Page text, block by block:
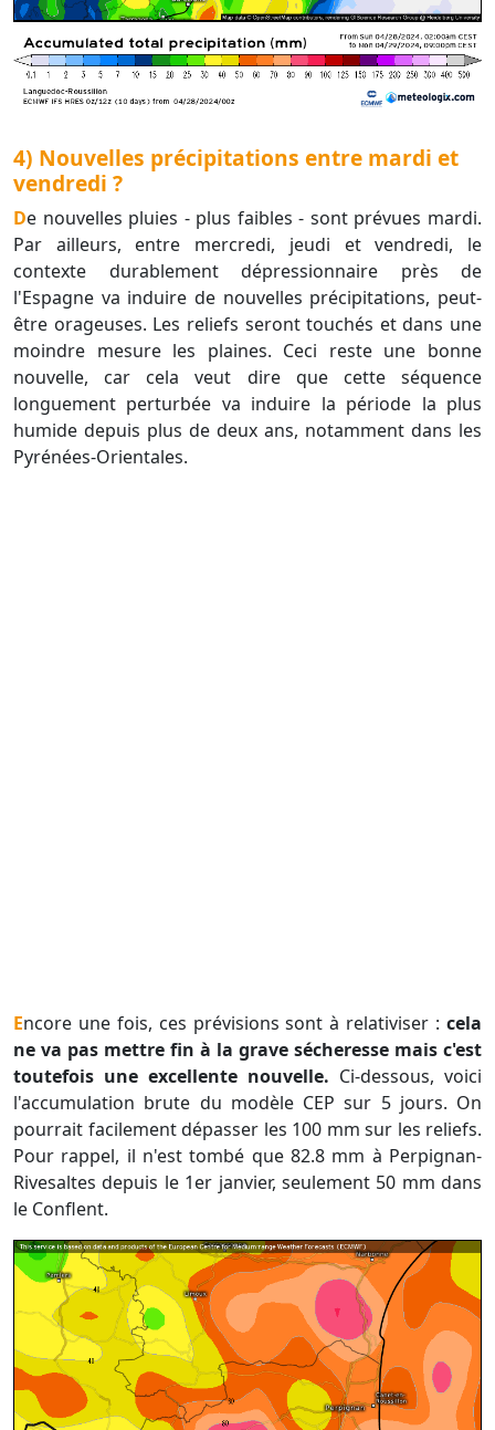
4) Nouvelles précipitations entre mardi et
vendredi ?
De nouvelles pluies - plus faibles - sont prévues mardi.
Par ailleurs, entre mercredi, jeudi et vendredi, le
contexte durablement dépressionnaire près de
l'Espagne va induire de nouvelles précipitations, peut-
être orageuses. Les reliefs seront touchés et dans une
moindre mesure les plaines. Ceci reste une bonne
nouvelle, car cela veut dire que cette séquence
longuement perturbée va induire la période la plus
humide depuis plus de deux ans, notamment dans les
Pyrénées-Orientales.
Encore une fois, ces prévisions sont à relativiser : cela
ne va pas mettre fin à la grave sécheresse mais c'est
toutefois une excellente nouvelle. Ci-dessous, voici
l'accumulation brute du modèle CEP sur 5 jours. On
pourrait facilement dépasser les 100 mm sur les reliefs.
Pour rappel, il n'est tombé que 82.8 mm à Perpignan-
Rivesaltes depuis le 1er janvier, seulement 50 mm dans
le Conflent.